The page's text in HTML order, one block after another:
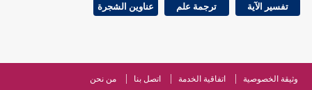
تفسير الآية ترجمة علم عناوين الشجرة
وثيقة الخصوصية اتفاقية الخدمة اتصل بنا من نحن